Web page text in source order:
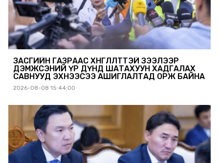
ЗАСГИЙН ГАЗРААС ХӨНГӨЛӨЛТТЭЙ ЗЭЭЛЭЭР
ДЭМЖСЭНИЙ ҮР ДҮНД ШАТАХУУН ХАДГАЛАХ
САВНУУД ЭХНЭЭСЭЭ АШИГЛАЛТАД ОРЖ БАЙНА
2026-08-08 15:44:00